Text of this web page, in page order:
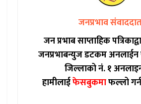
जनप्रभाव
जन प्रभाब साप्ताहिक
जनप्रभाबन्युज डटकम अनलाईन
जिल्लाको नं. १
हामीलाईफेसबुकमाफल्लो